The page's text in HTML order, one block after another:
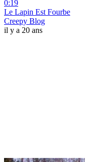
0:19
Le Lapin Est Fourbe
Creepy Blog
il y a 20 ans